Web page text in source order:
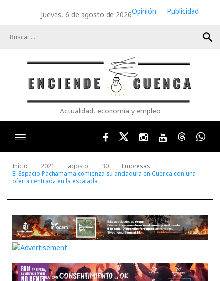
Jueves, 6 de agosto de 2026Opinión
Publicidad
search
Actualidad, economía y empleo
FacebookTwitterInstagram
YoutubeThreads
Inicio 2021 agosto 30
Empresas
El Espacio Pachamama comienza su andadura en Cuenca con una
oferta centrada en la escalada